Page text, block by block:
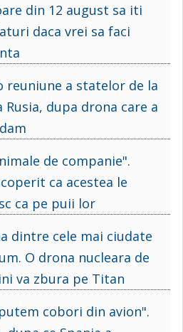
din 12 august sa iti
daca vrei sa faci
reuniune a statelor de la
Rusia, dupa drona care a
de companie".
ca acestea le
ca pe puii lor
dintre cele mai ciudate
O drona nucleara de
va zbura pe Titan
cobori din avion".